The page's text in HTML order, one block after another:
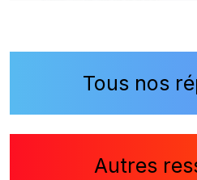
Tous nos
Autres